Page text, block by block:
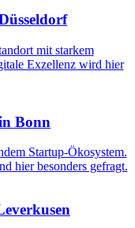
mit starkem
Exzellenz wird hier
Bonn
Startup-Ökosystem.
hier besonders gefragt.